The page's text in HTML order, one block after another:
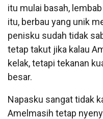
itu mulai basah,
itu, berbau yang unik
penisku sudah tidak
tetap takut jika kalau
kelak, tetapi tekanan
besar.
Napasku sangat tidak
Amelmasih tetap